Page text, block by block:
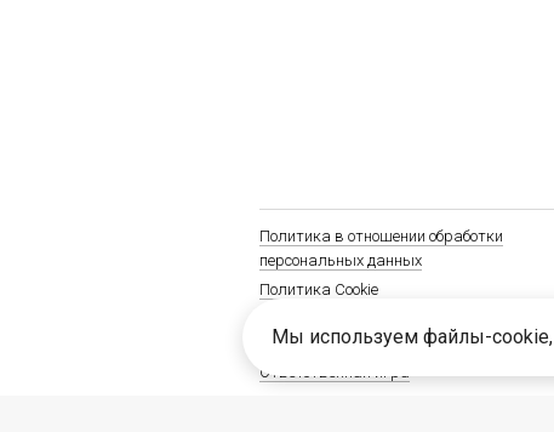
Политика в отношении обработки
персональных данных
Политика Cookie
АО «ТК «Центр»
Ответственная игра
Мы используем файлы-cookie,